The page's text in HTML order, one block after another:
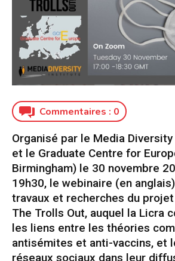
Commentaires : 0
Organisé par le Media
et le Graduate Centre for
Birmingham) le 30 novembre
19h30, le webinaire (en
travaux et recherches du
The Trolls Out, auquel la Licra
les liens entre les théories
antisémites et anti-vaccins, et
réseaux sociaux dans leur